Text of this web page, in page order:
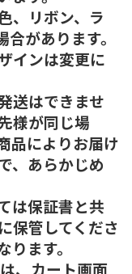
、リボン、ラ
があります。
インは変更に
送はできませ
様が同じ場
品によりお届け
、あらかじめ
は保証書と共
保管してくださ
ます。
、カート画面